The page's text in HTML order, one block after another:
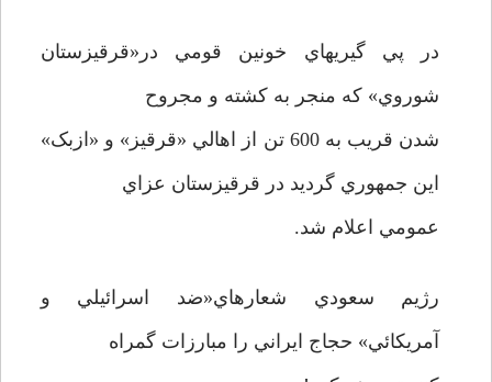
در پي گيريهاي خونين قومي در«قرقيزستان
شوروي» که منجر به کشته و مجروح
شدن قريب به 600 تن از اهالي «قرقيز» و «ازبک»
اين جمهوري گرديد در قرقيزستان عزاي
عمومي اعلام شد.
رژيم سعودي شعارهاي«ضد اسرائيلي و
آمريکائي» حجاج ايراني را مبارزات گمراه